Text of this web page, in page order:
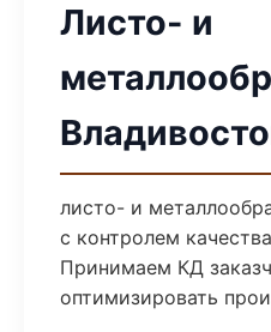
Листо- и
листо- и
с контролем
Принимаем КД
оптимизировать